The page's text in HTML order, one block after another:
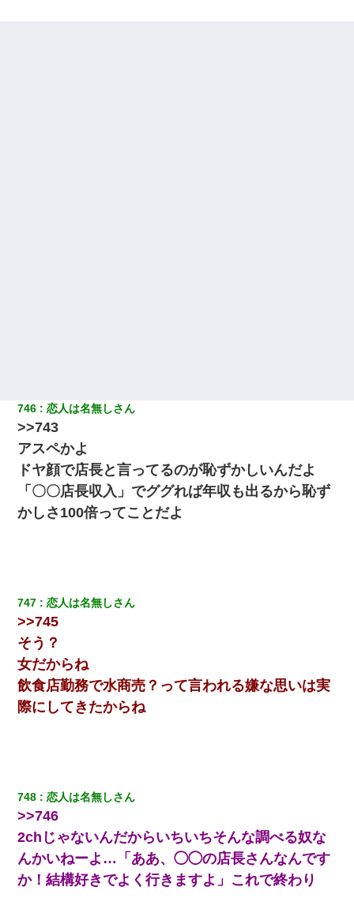
746 恋人は名無しさん
>>743
アスペかよ
ドヤ顔で店長と言ってるのが恥ずかしいんだよ
「〇〇店長収入」でググれば年収も出るから恥ず
かしさ100倍ってことだよ
747 恋人は名無しさん
>>745
そう？
女だからね
飲食店勤務で水商売？って言われる嫌な思いは実
際にしてきたからね
748 恋人は名無しさん
>>746
2chじゃないんだからいちいちそんな調べる奴な
んかいねーよ…「ああ、◯◯の店長さんなんです
か！結構好きでよく行きますよ」これで終わり